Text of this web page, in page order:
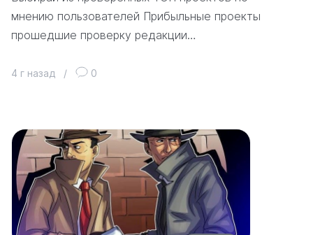
мнению пользователей Прибыльные проекты
прошедшие проверку редакции…
4 г назад / 0